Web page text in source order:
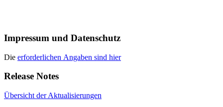
Impressum und Datenschutz
Die erforderlichen Angaben sind hier
Release Notes
Übersicht der Aktualisierungen